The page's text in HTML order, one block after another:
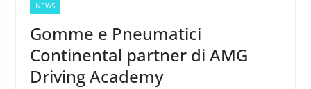
NEWS
Gomme e Pneumatici
Continental partner di AMG
Driving Academy